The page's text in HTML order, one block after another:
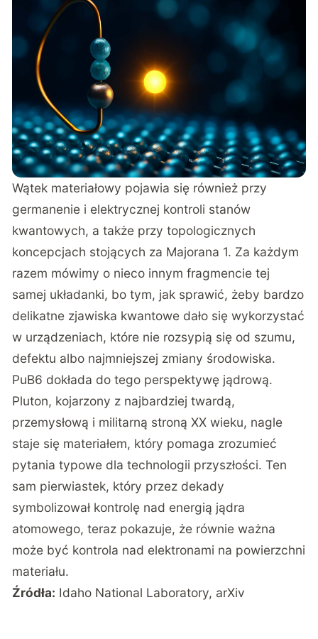
Wątek materiałowy pojawia się również przy
germanenie i elektrycznej kontroli stanów
kwantowych, a także przytopologicznych
koncepcjach stojących za Majorana 1. Za każdym
razem mówimy o nieco innym fragmencie tej
samej układanki, bo tym, jak sprawić, żeby bardzo
delikatne zjawiska kwantowe dało się wykorzystać
w urządzeniach, które nie rozsypią się od szumu,
defektu albo najmniejszej zmiany środowiska.
PuB6 dokłada do tego perspektywę jądrową.
Pluton, kojarzony z najbardziej twardą,
przemysłową i militarną stroną XX wieku, nagle
staje się materiałem, który pomaga zrozumieć
pytania typowe dla technologii przyszłości. Ten
sam pierwiastek, który przez dekady
symbolizował kontrolę nad energią jądra
atomowego, teraz pokazuje, że równie ważna
może być kontrola nad elektronami na powierzchni
materiału.
Źródła: Idaho National Laboratory, arXiv